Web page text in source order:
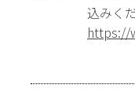
込みく
https://